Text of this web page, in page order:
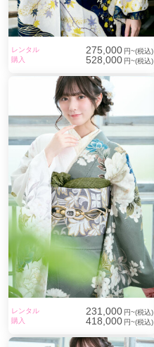
レンタル 275,000 円~(税込)
購入
528,000 円~(税込)
レンタル 231,000 円~(税込)
購入
418,000 円~(税込)